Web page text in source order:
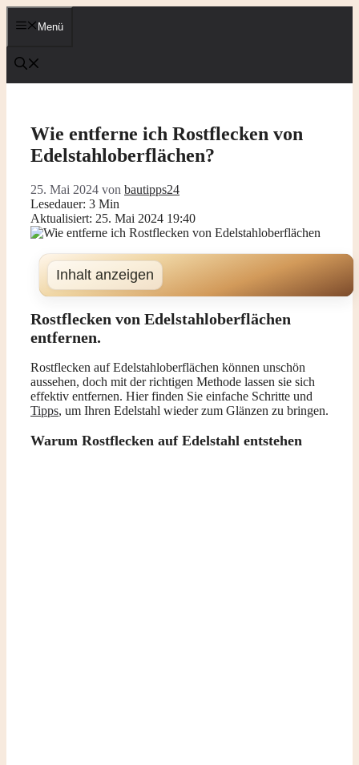
Zum
Inhalt Menü
Wie entferne ich Rostflecken von
Edelstahloberflächen?
25. Mai 2024 von bautipps24
Lesedauer: 3 Min
Aktualisiert: 25. Mai 2024 19:40
Inhalt anzeigen
Rostflecken von Edelstahloberflächen
entfernen.
Rostflecken auf Edelstahloberflächen können unschön
aussehen, doch mit der richtigen Methode lassen sie sich
effektiv entfernen. Hier finden Sie einfache Schritte und
Tipps, um Ihren Edelstahl wieder zum Glänzen zu bringen.
Warum Rostflecken auf Edelstahl entstehen